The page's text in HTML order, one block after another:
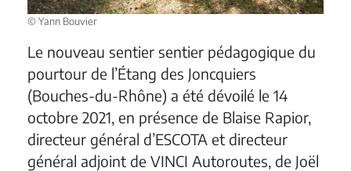
© Yann Bouvier
Le nouveau sentier sentier pédagogique du
pourtour de l’Étang des Joncquiers
(Bouches-du-Rhône) a été dévoilé le 14
octobre 2021, en présence de Blaise Rapior,
directeur général d’ESCOTA et directeur
général adjoint de VINCI Autoroutes, de Joël